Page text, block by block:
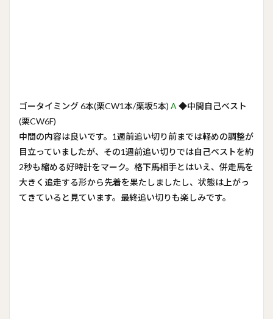
ゴータイミング 6本(栗CW1本/栗坂5本) A ◆中間自己ベスト
(栗CW6F)
中間の内容は良いです。1週前追い切り前までは軽めの調整が
目立っていましたが、その1週前追い切りでは自己ベストを約
2秒も縮める好時計をマーク。格下馬相手とはいえ、併走馬を
大きく追走する形から先着を果たしましたし、状態は上がっ
てきていると見ています。最終追い切りも楽しみです。